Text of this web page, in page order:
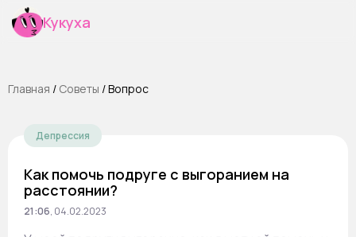
Кукуха
Главная / Cоветы /Вопрос
Депрессия
Как помочь подруге с выгоранием на
расстоянии?
21:06, 04.02.2023